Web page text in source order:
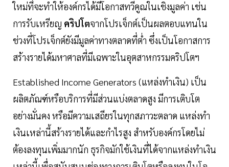
ใหม่ที่จะทำให้องค์กรได้มีโอกาสทวีคูณในเชิงมูลค่า เช่น
การรับเหรียญ คริปโตจากโปรเจ็กต์เป็นผลตอบแทนใน
ช่วงที่โปรเจ็กต์ยังมีมูลค่าทางตลาดที่ตํ่า ซึ่งเป็นโอกาสการ
สร้างรายได้มหาศาลที่มีเฉพาะในอุตสาหกรรมคริปโตฯ
Established Income Generators (แหล่งทำเงิน) เป็น
ผลิตภัณฑ์หรือบริการที่มีส่วนแบ่งตลาดสูง มีการเติบโต
อย่างมั่นคง หรือมีความเสถียรในทุกสภาวะตลาด แหล่งทำ
เงินเหล่านี้สร้างรายได้และกำไรสูง สำหรับองค์กรโดยไม่
ต้องลงทุนเพิ่มมากนัก ธุรกิจมักใช้เงินที่ได้จากแหล่งทำเงิน